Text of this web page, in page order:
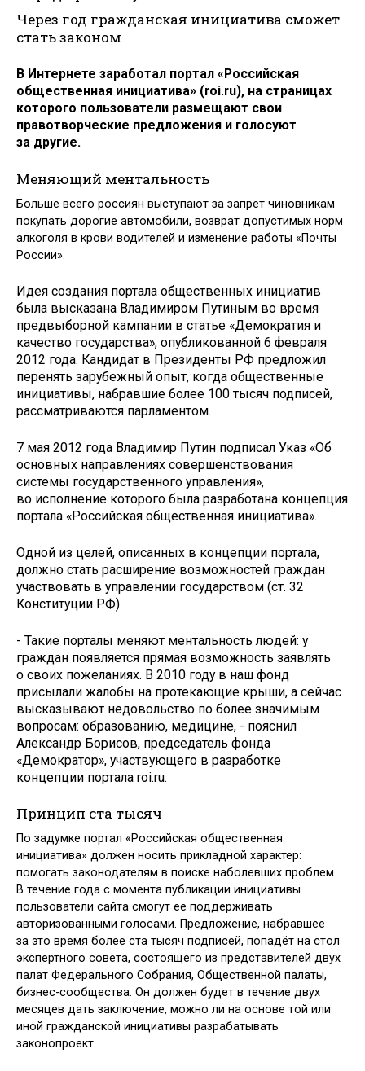
Через год гражданская инициатива сможет
стать законом
В Интернете заработал портал «Российская
общественная инициатива» (roi.ru), на страницах
которого пользователи размещают свои
правотворческие предложения и голосуют
за другие.
Меняющий ментальность
Больше всего россиян выступают за запрет чиновникам
покупать дорогие автомобили, возврат допустимых норм
алкоголя в крови водителей и изменение работы «Почты
России».
Идея создания портала общественных инициатив
была высказана Владимиром Путиным во время
предвыборной кампании в статье «Демократия и
качество государства», опубликованной 6 февраля
2012 года. Кандидат в Президенты РФ предложил
перенять зарубежный опыт, когда общественные
инициативы, набравшие более 100 тысяч подписей,
рассматриваются парламентом.
7 мая 2012 года Владимир Путин подписал Указ «Об
основных направлениях совершенствования
системы государственного управления»,
во исполнение которого была разработана концепция
портала «Российская общественная инициатива».
Одной из целей, описанных в концепции портала,
должно стать расширение возможностей граждан
участвовать в управлении государством (ст. 32
Конституции РФ).
- Такие порталы меняют ментальность людей: у
граждан появляется прямая возможность заявлять
о своих пожеланиях. В 2010 году в наш фонд
присылали жалобы на протекающие крыши, а сейчас
высказывают недовольство по более значимым
вопросам: образованию, медицине, - пояснил
Александр Борисов, председатель фонда
«Демократор», участвующего в разработке
концепции портала roi.ru.
Принцип ста тысяч
По задумке портал «Российская общественная
инициатива» должен носить прикладной характер:
помогать законодателям в поиске наболевших проблем.
В течение года с момента публикации инициативы
пользователи сайта смогут её поддерживать
авторизованными голосами. Предложение, набравшее
за это время более ста тысяч подписей, попадёт на стол
экспертного совета, состоящего из представителей двух
палат Федерального Собрания, Общественной палаты,
бизнес-сообщества. Он должен будет в течение двух
месяцев дать заключение, можно ли на основе той или
иной гражданской инициативы разрабатывать
законопроект.